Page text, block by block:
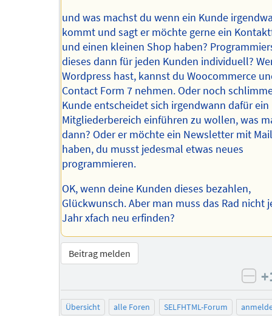
und was machst du wenn ein Kunde
kommt und sagt er möchte gerne ein
und einen kleinen Shop haben?
dieses dann für jeden Kunden individuell?
Wordpress hast, kannst du Woocommerce
Contact Form 7 nehmen. Oder noch
Kunde entscheidet sich irgendwann dafür ein
Mitgliederbereich einführen zu wollen, was
dann? Oder er möchte ein Newsletter mit
haben, du musst jedesmal etwas neues
programmieren.
OK, wenn deine Kunden dieses bezahlen,
Glückwunsch. Aber man muss das Rad nicht
Jahr xfach neu erfinden?
Beitrag melden
Übersicht alle Foren SELFHTML-Forum